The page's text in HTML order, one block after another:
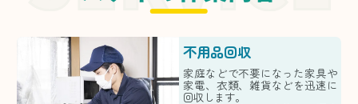
不用品回収
家庭などで不要になった家具や
家電、衣類、雑貨などを迅速に
回収します。